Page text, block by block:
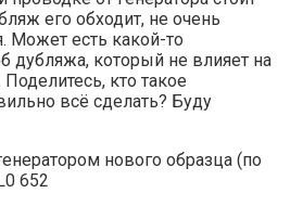
его обходит, не очень
Может есть какой-то
который не влияет на
кто такое
всё сделать? Буду
нового образца (по
652